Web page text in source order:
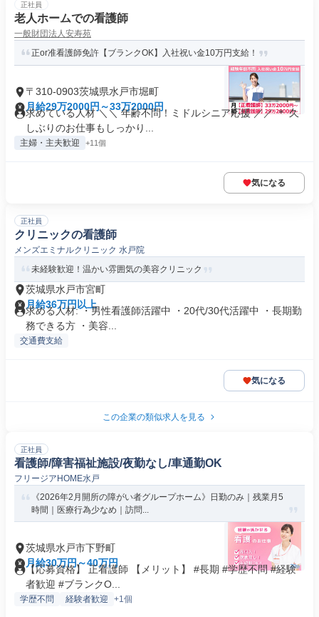
正社員
老人ホームでの看護師
一般財団法人安寿苑
正or准看護師免許【ブランクOK】入社祝い金10万円支給！
〒310-0903茨城県水戸市堀町
月給29万2000円～33万2000円
求めている人材 ＼＼ 年齢不問！ミドルシニア応援 ／／ ＊ 久
しぶりのお仕事もしっかり...
主婦・主夫歓迎 +11個
気になる
正社員
クリニックの看護師
メンズエミナルクリニック 水戸院
未経験歓迎！温かい雰囲気の美容クリニック
茨城県水戸市宮町
月給36万円以上
求める人材: ・男性看護師活躍中 ・20代/30代活躍中 ・長期勤
務できる方 ・美容...
交通費支給
気になる
この企業の類似求人を見る
正社員
看護師/障害福祉施設/夜勤なし/車通勤OK
フリージアHOME水戸
《2026年2月開所の障がい者グループホーム》日勤のみ｜残業月5
時間｜医療行為少なめ｜訪問...
茨城県水戸市下野町
月給30万円～40万円
【応募資格】 正看護師 【メリット】 #長期 #学歴不問 #経験
者歓迎 #ブランクO...
学歴不問 経験者歓迎 +1個